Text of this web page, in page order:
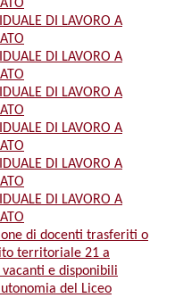
DI LAVORO A
DI LAVORO A
DI LAVORO A
DI LAVORO A
DI LAVORO A
DI LAVORO A
di docenti trasferiti o
territoriale 21 a
e disponibili
del Liceo